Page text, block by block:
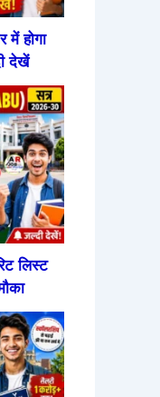
होगा
देखें
लिस्ट